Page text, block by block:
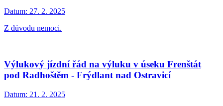
Datum: 27. 2. 2025
Z důvodu nemoci.
Výlukový jízdní řád na výluku v úseku Frenštát
pod Radhoštěm - Frýdlant nad Ostravicí
Datum: 21. 2. 2025